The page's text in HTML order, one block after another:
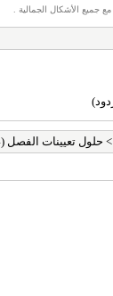
مع جميع الأشكال الجمالية .
> حلول تعيينات الفصل (1154)